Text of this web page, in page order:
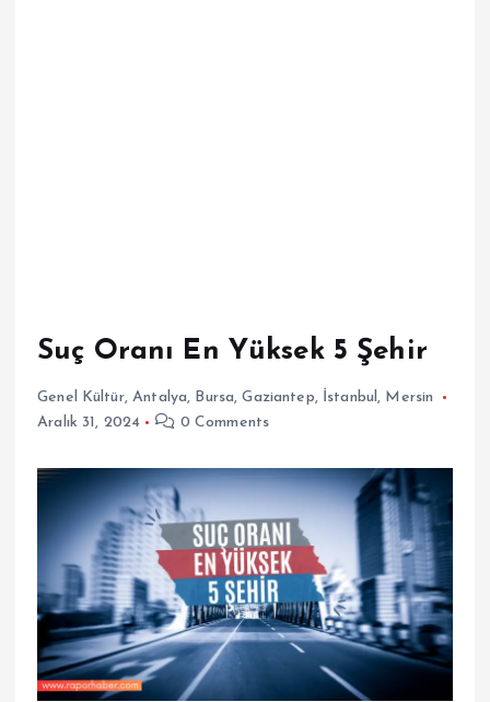
Suç Oranı En Yüksek 5 Şehir
Genel Kültür,Antalya, Bursa,Gaziantep, İstanbul , Mersin
Aralık 31, 2024
0 Comments